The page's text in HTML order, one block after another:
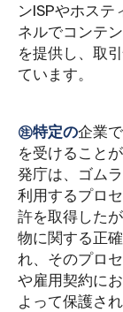
ンISPやホステ
ネルでコンテ
を提供し、取
ています。
㊟特定の企業で
を受けること
発庁は、ゴム
利用するプロ
許を取得した
物に関する正
れ、そのプロ
や雇用契約に
よって保護され